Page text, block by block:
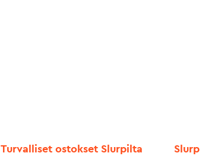
Turvalliset ostokset Slurpilta Slurp